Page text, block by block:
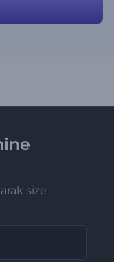
size